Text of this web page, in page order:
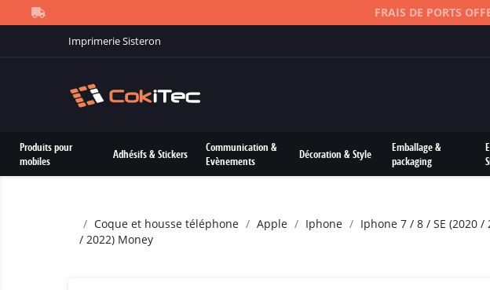
FRAIS DE PORTS
Imprimerie Sisteron
Produits pour
mobiles
Adhésifs & Stickers
Communication &
Evènements
Décoration & Style
Emballage &
packaging
Coque et housse téléphone Apple Iphone Iphone 7 / 8 / SE (2020 /
/ 2022) Money